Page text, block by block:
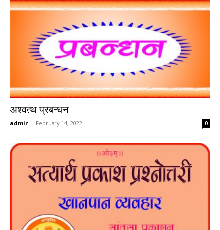
अश्वत्थ प्रबन्धन
admin - February 14, 2022 0